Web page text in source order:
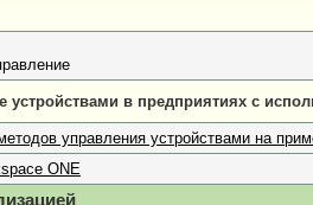
устройствами в предприятиях с
управления устройствами на
ONE